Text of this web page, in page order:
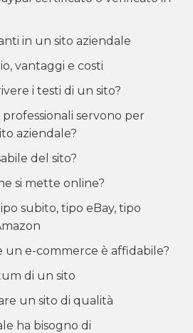
in un sito aziendale
vantaggi e costi
i testi di un sito?
servono per
aziendale?
del sito?
si mette online?
subito, tipo eBay, tipo
un e-commerce è affidabile?
di un sito
un sito di qualità
ha bisogno di